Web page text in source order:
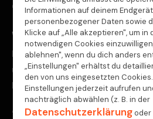
dieser Datenschutzerklärung
Wie erfassen wir Ihre Daten?
Ihre Daten werden zum einen
uns diese mitteilen. Hierbei kann es
handeln, die Sie in ein
Andere Daten werden
Informationen auf deinem
personenbezogener Daten sowie
Klicke auf „Alle akzeptieren", um
notwendigen Cookies
ablehnen", wenn du dich anders
„Einstellungen" erhältst du
den von uns eingesetzten
Einstellungen jederzeit aufrufen
nachträglich abwählen (z. B. in der
Datenschutzerklärungoder